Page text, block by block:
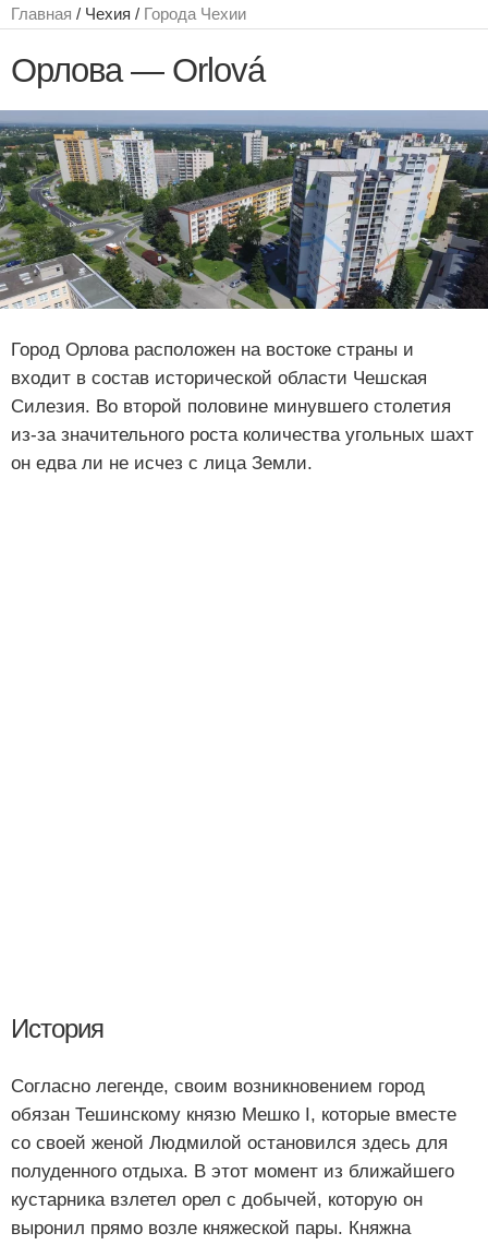
Главная / Чехия / Города Чехии
Орлова — Orlová
Город Орлова расположен на востоке страны и
входит в состав исторической области Чешская
Силезия. Во второй половине минувшего столетия
из-за значительного роста количества угольных шахт
он едва ли не исчез с лица Земли.
История
Согласно легенде, своим возникновением город
обязан Тешинскому князю Мешко I, которые вместе
со своей женой Людмилой остановился здесь для
полуденного отдыха. В этот момент из ближайшего
кустарника взлетел орел с добычей, которую он
выронил прямо возле княжеской пары. Княжна